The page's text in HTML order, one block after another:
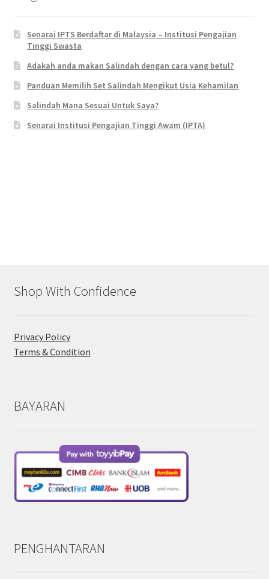
Senarai IPTS Berdaftar di Malaysia – Institusi Pengajian
Tinggi Swasta
Adakah anda makan Salindah dengan cara yang betul?
Panduan Memilih Set Salindah Mengikut Usia Kehamilan
Salindah Mana Sesuai Untuk Saya?
Senarai Institusi Pengajian Tinggi Awam (IPTA)
Shop With Confidence
Privacy Policy
Terms & Condition
BAYARAN
PENGHANTARAN